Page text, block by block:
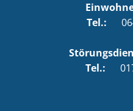
Tel.:
Tel.: